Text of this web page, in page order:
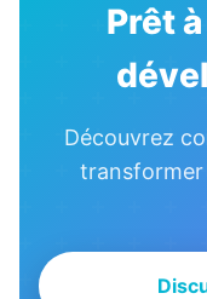
Prêt
Découvrez